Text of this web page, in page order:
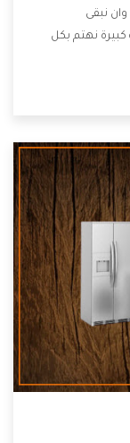
نبقى
نهتم بكل
تكون من أهم